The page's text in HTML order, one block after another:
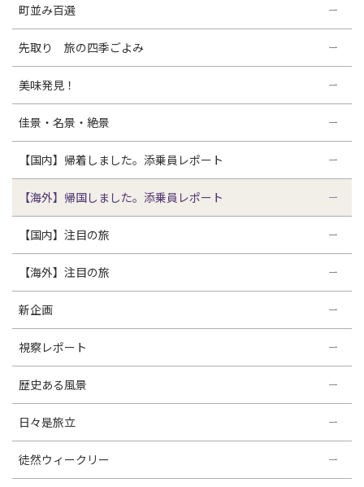
町並み百選
先取り 旅の四季ごよみ
美味発見！
佳景・名景・絶景
【国内】帰着しました。添乗員レポート
【海外】帰国しました。添乗員レポート
【国内】注目の旅
【海外】注目の旅
新企画
視察レポート
歴史ある風景
日々是旅立
徒然ウィークリー